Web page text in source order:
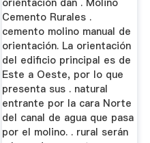
Cemento Rurales .
cemento molino manual de
orientación. La orientación
del edificio principal es de
Este a Oeste, por lo que
presenta sus . natural
entrante por la cara Norte
del canal de agua que pasa
por el molino. . rural serán